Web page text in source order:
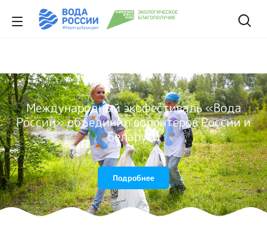
Международный экофестиваль «Вода
России» объединил волонтеров России и
Беларуси
Подробнее